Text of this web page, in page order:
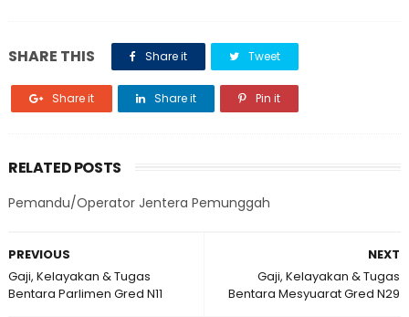
SHARE THIS Share it Tweet
Share it Share it Pin it
RELATED POSTS
Pemandu/Operator Jentera Pemunggah
NEXT
Gaji, Kelayakan & Tugas
Bentara Mesyuarat Gred N29
PREVIOUS
Gaji, Kelayakan & Tugas
Bentara Parlimen Gred N11